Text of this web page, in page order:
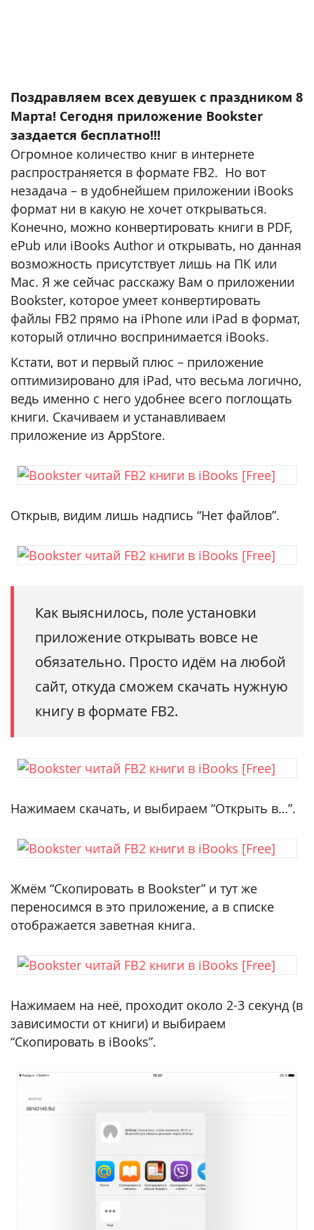
Поздравляем всех девушек с праздником 8
Марта! Сегодня приложение Bookster
заздается бесплатно!!!
Огромное количество книг в интернете
распространяется в формате FB2. Но вот
незадача – в удобнейшем приложении iBooks
формат ни в какую не хочет открываться.
Конечно, можно конвертировать книги в PDF,
ePub или iBooks Author и открывать, но данная
возможность присутствует лишь на ПК или
Mac. Я же сейчас расскажу Вам о приложении
Bookster, которое умеет конвертировать
файлы FB2 прямо на iPhone или iPad в формат,
который отлично воспринимается iBooks.
Кстати, вот и первый плюс – приложение
оптимизировано для iPad, что весьма логично,
ведь именно с него удобнее всего поглощать
книги. Скачиваем и устанавливаем
приложение из AppStore.
Открыв, видим лишь надпись “Нет файлов”.
Как выяснилось, поле установки
приложение открывать вовсе не
обязательно. Просто идём на любой
сайт, откуда сможем скачать нужную
книгу в формате FB2.
Нажимаем скачать, и выбираем “Открыть в…”.
Жмём “Скопировать в Bookster” и тут же
переносимся в это приложение, а в списке
отображается заветная книга.
Нажимаем на неё, проходит около 2-3 секунд (в
зависимости от книги) и выбираем
“Скопировать в iBooks”.